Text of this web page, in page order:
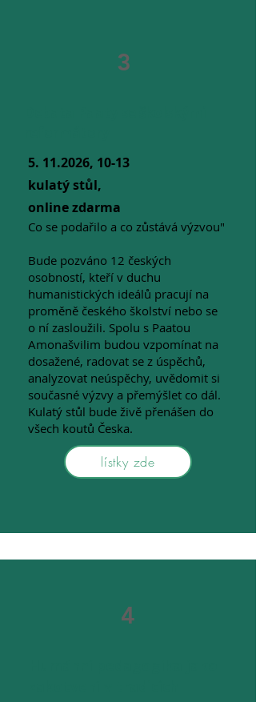
3
5. 11.2026, 10-13
kulatý stůl,
online zdarma
Co se podařilo a co zůstává výzvou"
Bude pozváno 12 českých
osobností, kteří v duchu
humanistických ideálů pracují na
proměně českého školství nebo se
o ní zasloužili. Spolu s Paatou
Amonašvilim budou vzpomínat na
dosažené, radovat se z úspěchů,
analyzovat neúspěchy, uvědomit si
současné výzvy a přemýšlet co dál.
Kulatý stůl bude živě přenášen do
všech koutů Česka.
lístky zde
4